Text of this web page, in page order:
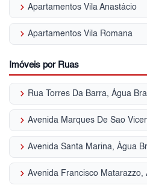
keyboard_arrow_right Apartamentos Vila Anastácio
keyboard_arrow_right Apartamentos Vila Romana
Imóveis por Ruas
keyboard_arrow_right Rua Torres Da Barra, Água
keyboard_arrow_right Avenida Marques De Sao
keyboard_arrow_right Avenida Santa Marina, Água
keyboard_arrow_right Avenida Francisco Matarazzo,